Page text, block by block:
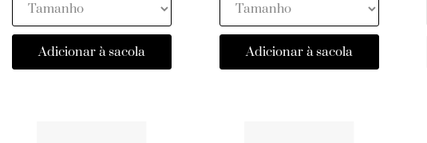
Adicionar à sacola Adicionar à sacola